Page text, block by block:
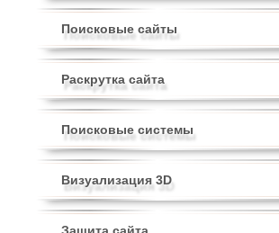
Поисковые сайты
Раскрутка сайта
Поисковые системы
Визуализация 3D